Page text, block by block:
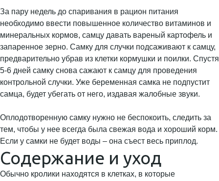
За пару недель до спаривания в рацион питания
необходимо ввести повышенное количество витаминов и
минеральных кормов, самцу давать вареный картофель и
запаренное зерно. Самку для случки подсаживают к самцу,
предварительно убрав из клетки кормушки и поилки. Спустя
5-6 дней самку снова сажают к самцу для проведения
контрольной случки. Уже беременная самка не подпустит
самца, будет убегать от него, издавая жалобные звуки.
Оплодотворенную самку нужно не беспокоить, следить за
тем, чтобы у нее всегда была свежая вода и хороший корм.
Если у самки не будет воды – она съест весь приплод.
Содержание и уход
Обычно кролики находятся в клетках, в которые